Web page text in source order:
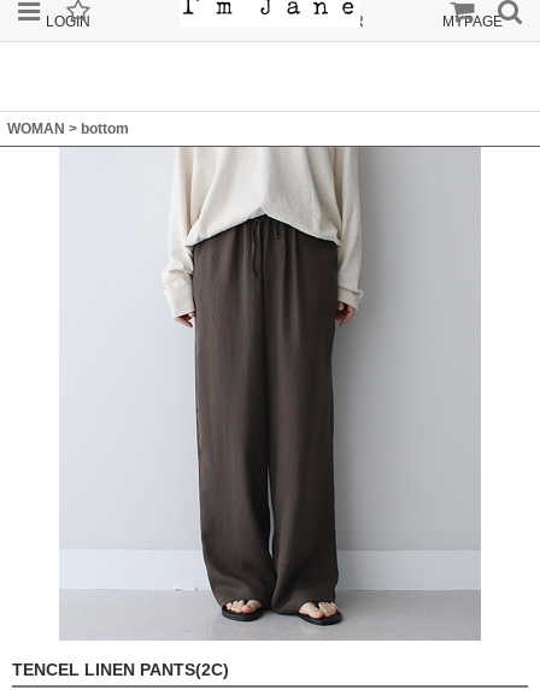
LOGIN ORDER MYPAGE
WOMAN > bottom
TENCEL LINEN PANTS(2C)